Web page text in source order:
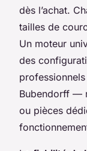
dès l’achat.
tailles de
Un moteur
des
Bubendorff —
ou pièces